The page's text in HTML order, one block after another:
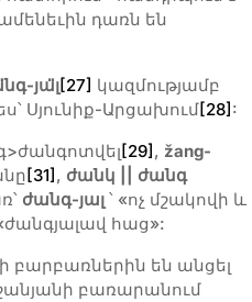
դառն են
նգ-յալ[27] կազմությամբ
Սյունիք-Արցախում[28] :
[29] , žang-
[31] , ժանկ || ժանգ
ժանգ-յալ ՝ «ոչ մշակովի և
հաց»:
բարբառներին են անցել
բառարանում